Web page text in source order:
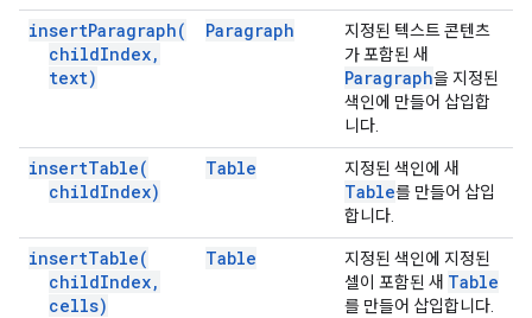
insertParagraph(
childIndex,
text)
Paragraph
지정된 텍스트 콘텐츠
가 포함된 새
Paragraph을 지정된
색인에 만들어 삽입합
니다.
insertTable(
childIndex)
Table 지정된 색인에 새
Table를 만들어 삽입
합니다.
insertTable(
childIndex,
cells)
Table
지정된 색인에 지정된
셀이 포함된 새 Table
를 만들어 삽입합니다.